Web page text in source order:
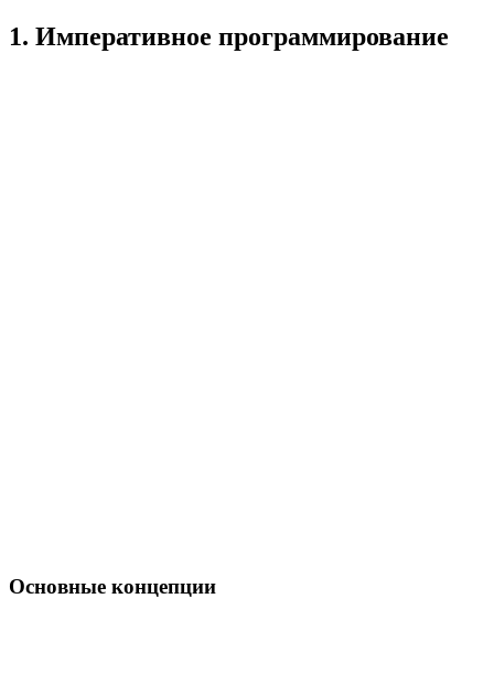
1. Императивное программирование
Основные концепции